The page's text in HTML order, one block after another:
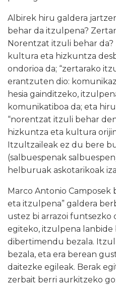
Albirek hiru galdera
behar da itzulpena?
Norentzat itzuli behar
kultura eta hizkuntza
ondorioa da; “zertarako
erantzuten dio:
hesia gainditzeko,
komunikatiboa da; eta
“norentzat itzuli behar
hizkuntza eta kultura
Itzultzaileak ez du bere
(salbuespenak
helburuak askotarikoak
Marco Antonio Camposek
eta itzulpena” galdera
ustez bi arrazoi
egiteko, itzulpena lanbide
dibertimendu bezala.
bezala, eta era berean
daitezke egileak. Berak
zerbait berri aurkitzeko